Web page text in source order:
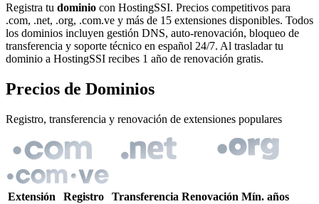
Registra tu dominio con HostingSSI. Precios competitivos para
.com, .net, .org, .com.ve y más de 15 extensiones disponibles. Todos
los dominios incluyen gestión DNS, auto-renovación, bloqueo de
transferencia y soporte técnico en español 24/7. Al trasladar tu
dominio a HostingSSI recibes 1 año de renovación gratis.
Precios de Dominios
Registro, transferencia y renovación de extensiones populares
Extensión Registro Transferencia Renovación Mín. años